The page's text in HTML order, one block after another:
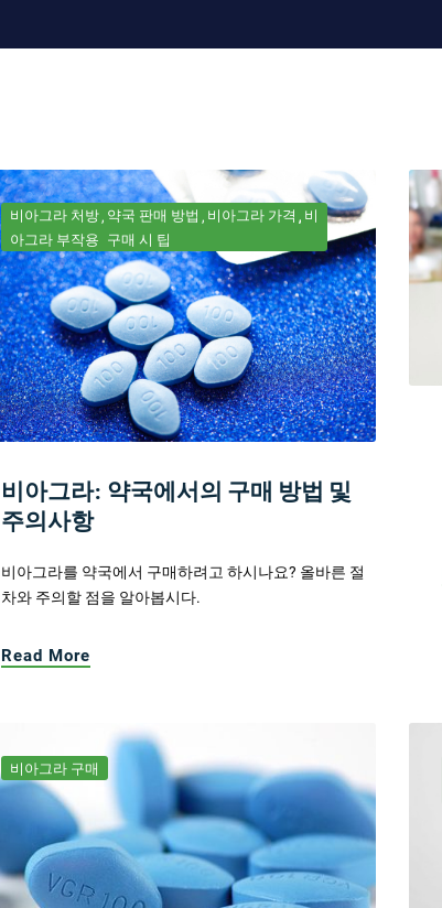
비아그라 처방 약국 판매 방법 비아그라 가격
비
아그라 부작용 구매 시 팁
비아그라: 약국에서의 구매 방법 및
주의사항
비아그라를 약국에서 구매하려고 하시나요? 올바른 절
차와 주의할 점을 알아봅시다.
Read More
비아그라 구매